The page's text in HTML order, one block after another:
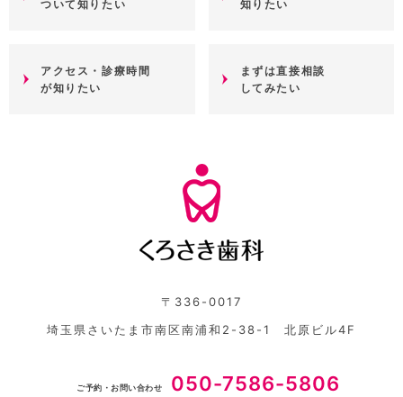
ついて知りたい 知りたい
アクセス・診療時間
が知りたい
まずは直接相談
してみたい
〒336-0017
埼玉県さいたま市南区南浦和2-38-1 北原ビル4F
ご予約・お問い合わせ 050-7586-5806